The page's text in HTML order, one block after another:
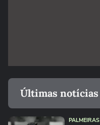
Últimas notícias
PALMEIRAS